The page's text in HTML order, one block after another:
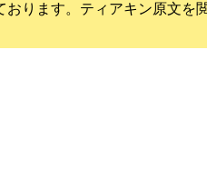
ります。 ティアキン原文を